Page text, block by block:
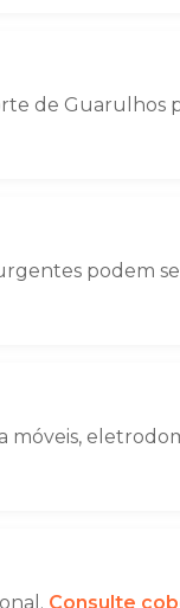
de Guarulhos
podem
Consulte